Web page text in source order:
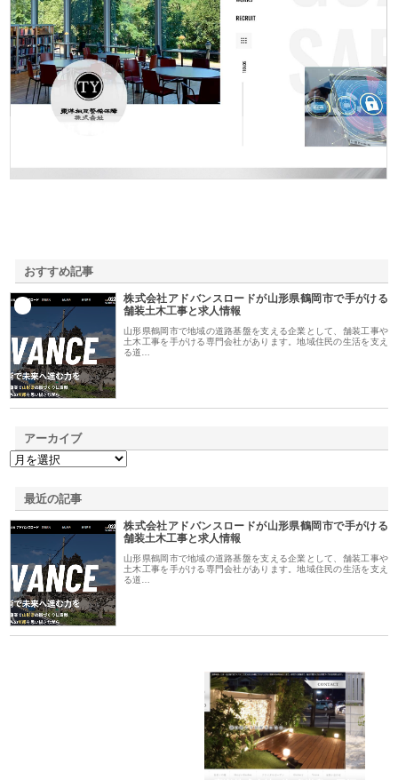
おすすめ記事
株式会社アドバンスロードが山形県鶴岡市で手がける
舗装土木工事と求人情報
山形県鶴岡市で地域の道路基盤を支える企業として、舗装工事や
土木工事を手がける専門会社があります。地域住民の生活を支え
る道…
アーカイブ
最近の記事
株式会社アドバンスロードが山形県鶴岡市で手がける
舗装土木工事と求人情報
山形県鶴岡市で地域の道路基盤を支える企業として、舗装工事や
土木工事を手がける専門会社があります。地域住民の生活を支え
る道…